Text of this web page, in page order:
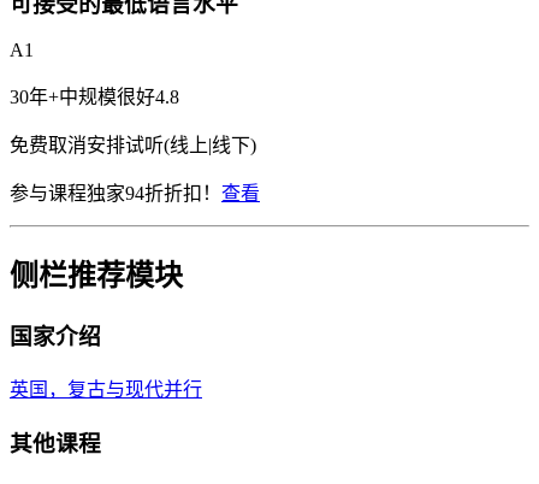
A1
30年+中规模很好4.8
免费取消安排试听(线上|线下)
参与课程独家94折折扣！ 查看
侧栏推荐模块
国家介绍
英国，复古与现代并行
其他课程